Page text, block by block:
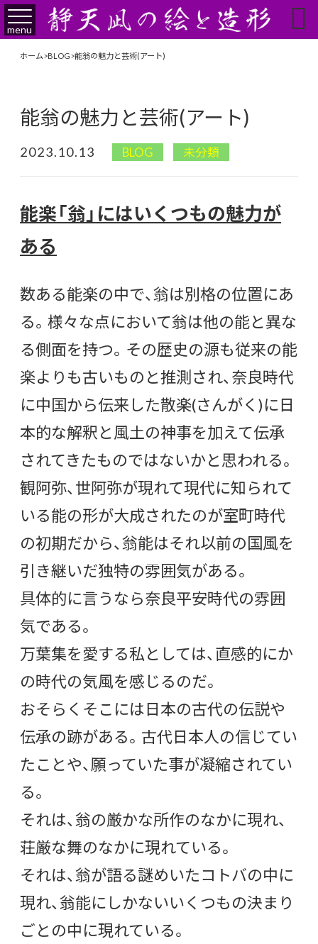
menu 
ホーム>BLOG>能翁の魅力と芸術(アート)
能翁の魅力と芸術(アート)
2023.10.13 BLOG 未分類
能楽「翁」にはいくつもの魅力が
ある
数ある能楽の中で、翁は別格の位置にあ
る。様々な点において翁は他の能と異な
る側面を持つ。その歴史の源も従来の能
楽よりも古いものと推測され、奈良時代
に中国から伝来した散楽(さんがく)に日
本的な解釈と風土の神事を加えて伝承
されてきたものではないかと思われる。
観阿弥、世阿弥が現れて現代に知られて
いる能の形が大成されたのが室町時代
の初期だから、翁能はそれ以前の国風を
引き継いだ独特の雰囲気がある。
具体的に言うなら奈良平安時代の雰囲
気である。
万葉集を愛する私としては、直感的にか
の時代の気風を感じるのだ。
おそらくそこには日本の古代の伝説や
伝承の跡がある。古代日本人の信じてい
たことや、願っていた事が凝縮されてい
る。
それは、翁の厳かな所作のなかに現れ、
荘厳な舞のなかに現れている。
それは、翁が語る謎めいたコトバの中に
現れ、翁能にしかないいくつもの決まり
ごとの中に現れている。